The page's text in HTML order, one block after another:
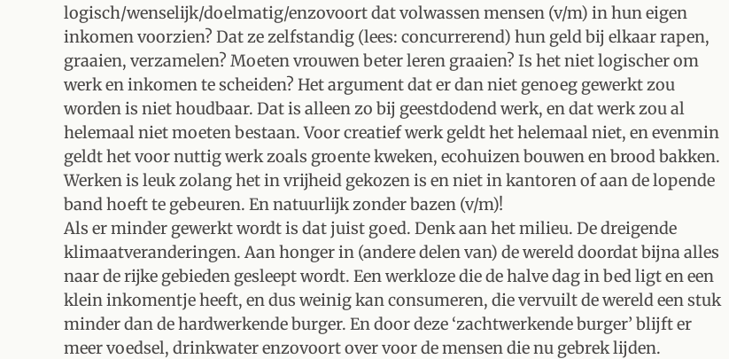
logisch/wenselijk/doelmatig/enzovoort dat volwassen mensen (v/m) in hun eigen
inkomen voorzien? Dat ze zelfstandig (lees: concurrerend) hun geld bij elkaar rapen,
graaien, verzamelen? Moeten vrouwen beter leren graaien? Is het niet logischer om
werk en inkomen te scheiden? Het argument dat er dan niet genoeg gewerkt zou
worden is niet houdbaar. Dat is alleen zo bij geestdodend werk, en dat werk zou al
helemaal niet moeten bestaan. Voor creatief werk geldt het helemaal niet, en evenmin
geldt het voor nuttig werk zoals groente kweken, ecohuizen bouwen en brood bakken.
Werken is leuk zolang het in vrijheid gekozen is en niet in kantoren of aan de lopende
band hoeft te gebeuren. En natuurlijk zonder bazen (v/m)!
Als er minder gewerkt wordt is dat juist goed. Denk aan het milieu. De dreigende
klimaatveranderingen. Aan honger in (andere delen van) de wereld doordat bijna alles
naar de rijke gebieden gesleept wordt. Een werkloze die de halve dag in bed ligt en een
klein inkomentje heeft, en dus weinig kan consumeren, die vervuilt de wereld een stuk
minder dan de hardwerkende burger. En door deze ‘zachtwerkende burger’ blijft er
meer voedsel, drinkwater enzovoort over voor de mensen die nu gebrek lijden.